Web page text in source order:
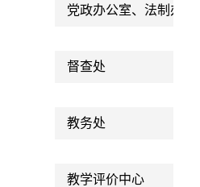
党政办公室、法制办公
督查处
教务处
教学评价中心